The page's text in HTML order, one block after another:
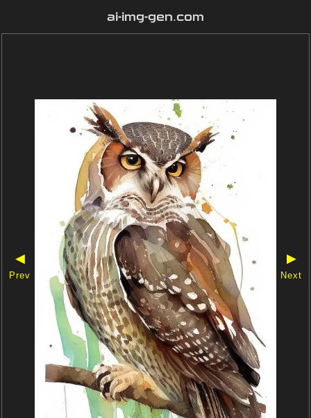
ai-img-gen.com
◀
Prev
▶
Next